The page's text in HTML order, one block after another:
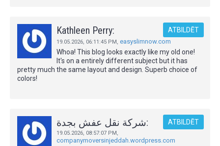
Kathleen Perry:
19.05.2026, 06:11:45 PM, easyslimnow.com
ATBILDĒT
Whoa! This blog looks exactly like my old one!
It's on a entirely different subject but it has
pretty much the same layout and design. Superb choice of
colors!
شركة نقل عفش بجدة:
19.05.2026, 08:57:07 PM,
companymoversinjeddah.wordpress.com
ATBILDĒT